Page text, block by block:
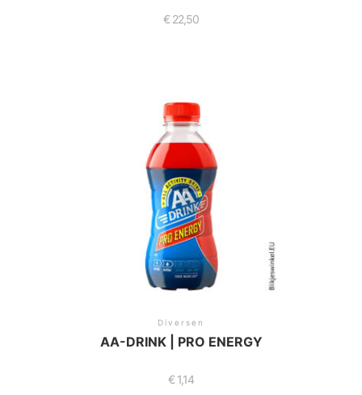
€ 22,50
Diversen
AA-DRINK | PRO ENERGY
€ 1,14